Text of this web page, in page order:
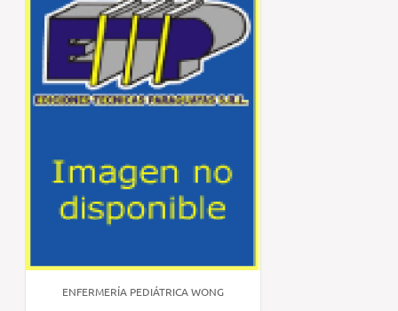
ENFERMERÍA PEDIÁTRICA WONG